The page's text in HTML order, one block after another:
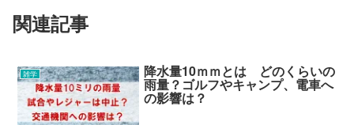
関連記事
雑学 降水量10ｍｍとは どのくらいの
雨量？ゴルフやキャンプ、電車へ
の影響は？